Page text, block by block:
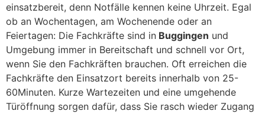
einsatzbereit, denn Notfälle kennen keine Uhrzeit. Egal
ob an Wochentagen, am Wochenende oder an
Feiertagen: Die Fachkräfte sind in Buggingen und
Umgebung immer in Bereitschaft und schnell vor Ort,
wenn Sie den Fachkräften brauchen. Oft erreichen die
Fachkräfte den Einsatzort bereits innerhalb von 25-
60Minuten. Kurze Wartezeiten und eine umgehende
Türöffnung sorgen dafür, dass Sie rasch wieder Zugang